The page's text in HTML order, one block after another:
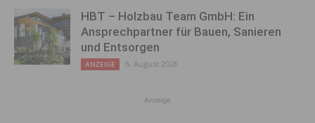
HBT – Holzbau Team GmbH: Ein
Ansprechpartner für Bauen, Sanieren
und Entsorgen
ANZEIGE 6. August 2026
Anzeige